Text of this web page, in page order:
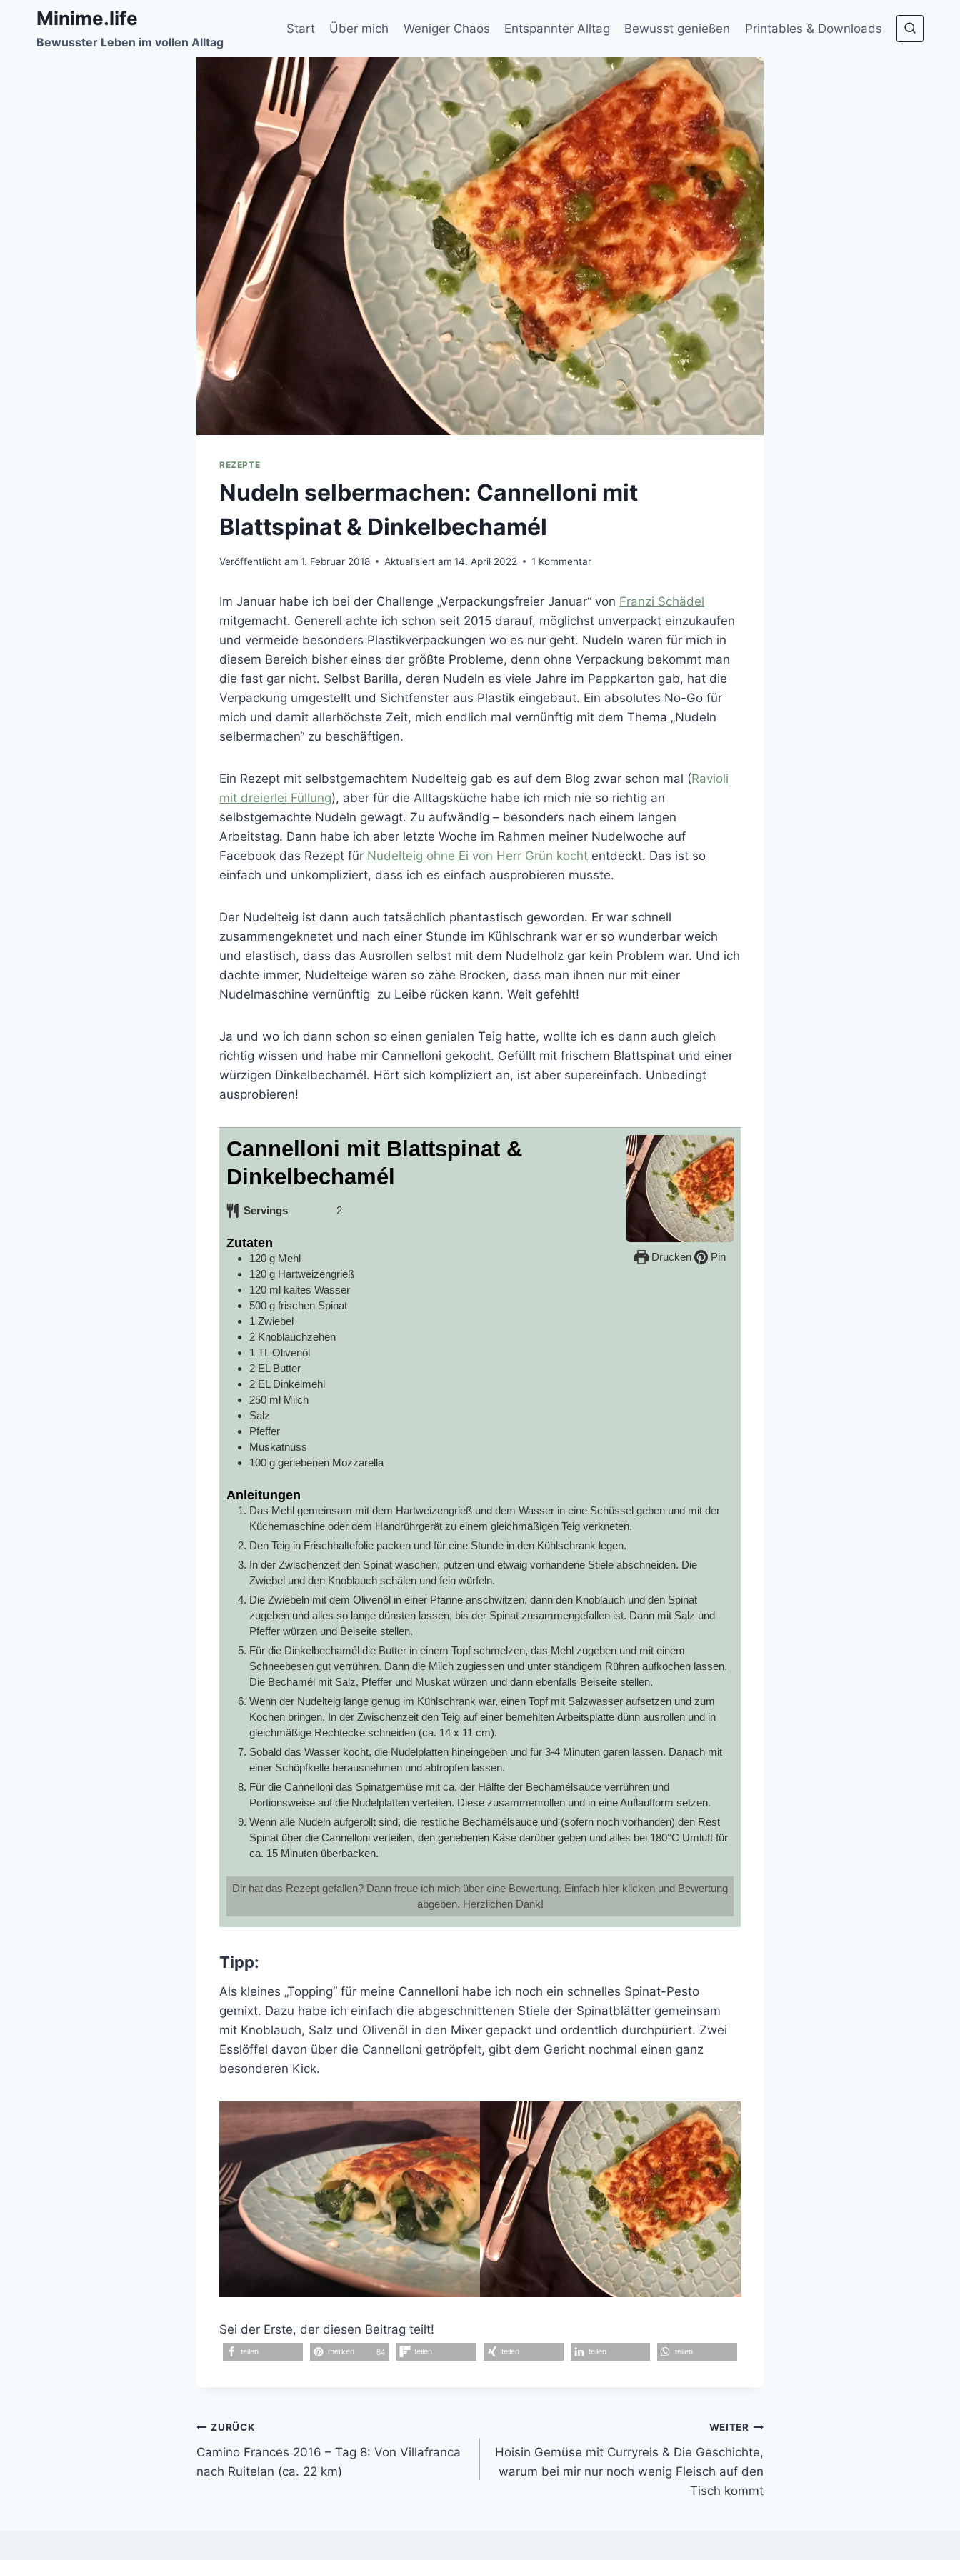
springen
Minime.life
Bewusster Leben im vollen Alltag
Start Über mich Weniger Chaos Entspannter Alltag Bewusst genießen Printables & Downloads
REZEPTE
Nudeln selbermachen: Cannelloni mit
Blattspinat & Dinkelbechamél
Veröffentlicht am 1. Februar 2018 Aktualisiert am 14. April 2022 1 Kommentar
Im Januar habe ich bei der Challenge „Verpackungsfreier Januar“ von Franzi Schädel
mitgemacht. Generell achte ich schon seit 2015 darauf, möglichst unverpackt einzukaufen
und vermeide besonders Plastikverpackungen wo es nur geht. Nudeln waren für mich in
diesem Bereich bisher eines der größte Probleme, denn ohne Verpackung bekommt man
die fast gar nicht. Selbst Barilla, deren Nudeln es viele Jahre im Pappkarton gab, hat die
Verpackung umgestellt und Sichtfenster aus Plastik eingebaut. Ein absolutes No-Go für
mich und damit allerhöchste Zeit, mich endlich mal vernünftig mit dem Thema „Nudeln
selbermachen“ zu beschäftigen.
Ein Rezept mit selbstgemachtem Nudelteig gab es auf dem Blog zwar schon mal (Ravioli
mit dreierlei Füllung), aber für die Alltagsküche habe ich mich nie so richtig an
selbstgemachte Nudeln gewagt. Zu aufwändig – besonders nach einem langen
Arbeitstag. Dann habe ich aber letzte Woche im Rahmen meiner Nudelwoche auf
Facebook das Rezept für Nudelteig ohne Ei von Herr Grün kocht entdeckt. Das ist so
einfach und unkompliziert, dass ich es einfach ausprobieren musste.
Der Nudelteig ist dann auch tatsächlich phantastisch geworden. Er war schnell
zusammengeknetet und nach einer Stunde im Kühlschrank war er so wunderbar weich
und elastisch, dass das Ausrollen selbst mit dem Nudelholz gar kein Problem war. Und ich
dachte immer, Nudelteige wären so zähe Brocken, dass man ihnen nur mit einer
Nudelmaschine vernünftig zu Leibe rücken kann. Weit gefehlt!
Ja und wo ich dann schon so einen genialen Teig hatte, wollte ich es dann auch gleich
richtig wissen und habe mir Cannelloni gekocht. Gefüllt mit frischem Blattspinat und einer
würzigen Dinkelbechamél. Hört sich kompliziert an, ist aber supereinfach. Unbedingt
ausprobieren!
Drucken Pin
Cannelloni mit Blattspinat &
Dinkelbechamél
Servings 2
Zutaten
120 g Mehl
120 g Hartweizengrieß
120 ml kaltes Wasser
500 g frischen Spinat
1 Zwiebel
2 Knoblauchzehen
1 TL Olivenöl
2 EL Butter
2 EL Dinkelmehl
250 ml Milch
Salz
Pfeffer
Muskatnuss
100 g geriebenen Mozzarella
Anleitungen
Das Mehl gemeinsam mit dem Hartweizengrieß und dem Wasser in eine Schüssel geben und mit der
Küchemaschine oder dem Handrührgerät zu einem gleichmäßigen Teig verkneten.
Den Teig in Frischhaltefolie packen und für eine Stunde in den Kühlschrank legen.
In der Zwischenzeit den Spinat waschen, putzen und etwaig vorhandene Stiele abschneiden. Die
Zwiebel und den Knoblauch schälen und fein würfeln.
Die Zwiebeln mit dem Olivenöl in einer Pfanne anschwitzen, dann den Knoblauch und den Spinat
zugeben und alles so lange dünsten lassen, bis der Spinat zusammengefallen ist. Dann mit Salz und
Pfeffer würzen und Beiseite stellen.
Für die Dinkelbechamél die Butter in einem Topf schmelzen, das Mehl zugeben und mit einem
Schneebesen gut verrühren. Dann die Milch zugiessen und unter ständigem Rühren aufkochen lassen.
Die Bechamél mit Salz, Pfeffer und Muskat würzen und dann ebenfalls Beiseite stellen.
Wenn der Nudelteig lange genug im Kühlschrank war, einen Topf mit Salzwasser aufsetzen und zum
Kochen bringen. In der Zwischenzeit den Teig auf einer bemehlten Arbeitsplatte dünn ausrollen und in
gleichmäßige Rechtecke schneiden (ca. 14 x 11 cm).
Sobald das Wasser kocht, die Nudelplatten hineingeben und für 3-4 Minuten garen lassen. Danach mit
einer Schöpfkelle herausnehmen und abtropfen lassen.
Für die Cannelloni das Spinatgemüse mit ca. der Hälfte der Bechamélsauce verrühren und
Portionsweise auf die Nudelplatten verteilen. Diese zusammenrollen und in eine Auflaufform setzen.
Wenn alle Nudeln aufgerollt sind, die restliche Bechamélsauce und (sofern noch vorhanden) den Rest
Spinat über die Cannelloni verteilen, den geriebenen Käse darüber geben und alles bei 180°C Umluft für
ca. 15 Minuten überbacken.
Dir hat das Rezept gefallen? Dann freue ich mich über eine Bewertung. Einfach hier klicken und Bewertung
abgeben. Herzlichen Dank!
Tipp:
Als kleines „Topping“ für meine Cannelloni habe ich noch ein schnelles Spinat-Pesto
gemixt. Dazu habe ich einfach die abgeschnittenen Stiele der Spinatblätter gemeinsam
mit Knoblauch, Salz und Olivenöl in den Mixer gepackt und ordentlich durchpüriert. Zwei
Esslöffel davon über die Cannelloni getröpfelt, gibt dem Gericht nochmal einen ganz
besonderen Kick.
Sei der Erste, der diesen Beitrag teilt!
teilen merken 84 teilen teilen teilen teilen
Beitragsnavigation
ZURÜCK
Camino Frances 2016 – Tag 8: Von Villafranca
nach Ruitelan (ca. 22 km)
WEITER
Hoisin Gemüse mit Curryreis & Die Geschichte,
warum bei mir nur noch wenig Fleisch auf den
Tisch kommt